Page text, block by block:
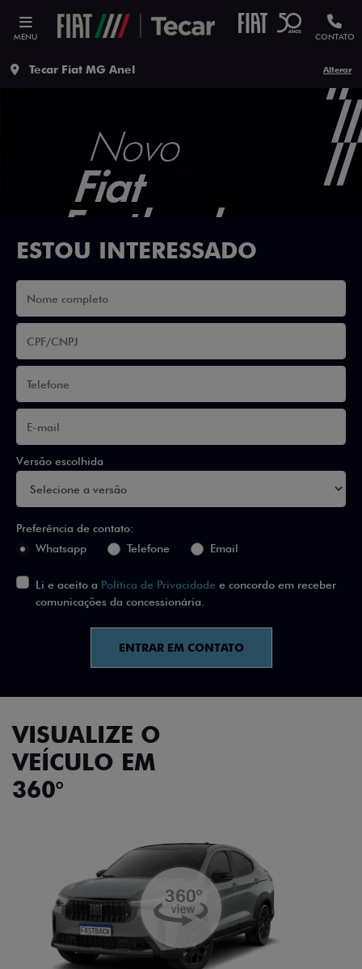
MENU CONTATO
Tecar Fiat MG Anel Alterar
ESTOU INTERESSADO
Versão escolhida
Preferência de contato:
Whatsapp
Telefone Email
Li e aceito a Política de Privacidade e concordo em receber
comunicações da concessionária.
ENTRAR EM CONTATO
VISUALIZE O
VEÍCULO EM
360°